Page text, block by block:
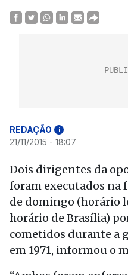
REDAÇÃO i
21/11/2015 - 18:07
Dois dirigentes da
foram executados na
de domingo (horário
horário de Brasília)
cometidos durante a
em 1971, informou o